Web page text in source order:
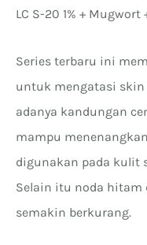
LC S-20 1% + Mugwort
Series terbaru ini
untuk mengatasi skin
adanya kandungan
mampu
digunakan pada kulit
Selain itu noda hitam
semakin berkurang.